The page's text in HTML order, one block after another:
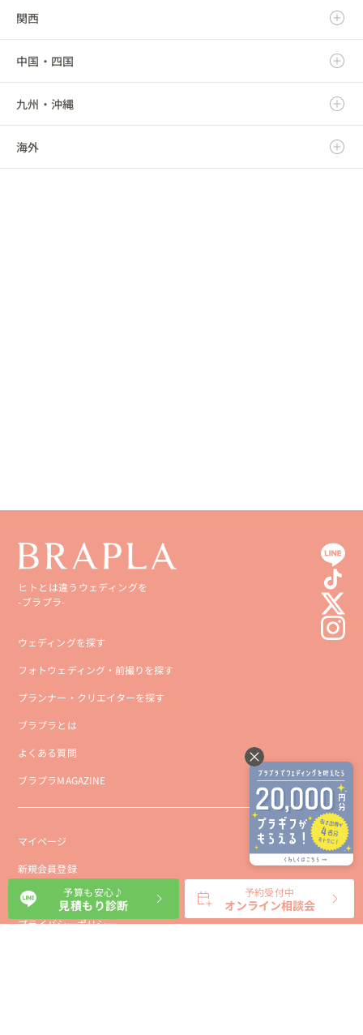
秋田県
山形県
福島県
群馬県
埼玉県
千葉県
東京都
静岡県
愛知県
三重県
新潟県
富山県
石川県
福井県
関西
滋賀県
京都府
大阪府
中国・四国
鳥取県
島根県
九州・沖縄
福岡県
海外
ヒトとは違うウェディングを
-ブラプラ-
ウェディングを探す
フォトウェディング・前撮りを探す
プランナー・クリエイターを探す
ブラプラとは
よくある質問
ブラプラMAGAZINE
マイページ
新規会員登録
会社概要
プライバシーポリシー
予算も安心♪
見積もり診断
予約受付中
オンライン相談会